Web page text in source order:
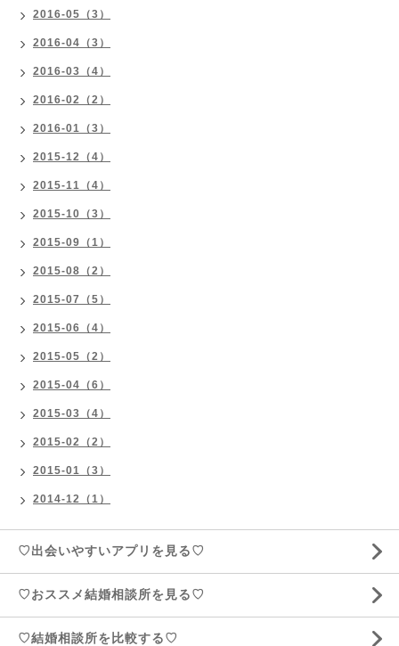
2016-05（3）
2016-04（3）
2016-03（4）
2016-02（2）
2016-01（3）
2015-12（4）
2015-11（4）
2015-10（3）
2015-09（1）
2015-08（2）
2015-07（5）
2015-06（4）
2015-05（2）
2015-04（6）
2015-03（4）
2015-02（2）
2015-01（3）
2014-12（1）
♡出会いやすいアプリを見る♡
♡おススメ結婚相談所を見る♡
♡結婚相談所を比較する♡